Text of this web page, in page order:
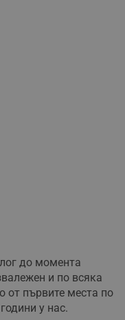
до момента
и по всяка
от първите места по
у нас.